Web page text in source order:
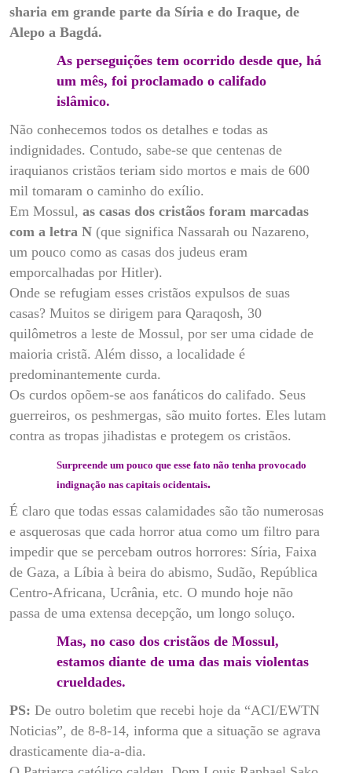
sharia em grande parte da Síria e do Iraque, de
Alepo a Bagdá.
As perseguições tem ocorrido desde que, há
um mês, foi proclamado o califado
islâmico.
Não conhecemos todos os detalhes e todas as
indignidades. Contudo, sabe-se que centenas de
iraquianos cristãos teriam sido mortos e mais de 600
mil tomaram o caminho do exílio.
Em Mossul, as casas dos cristãos foram marcadas
com a letra N (que significa Nassarah ou Nazareno,
um pouco como as casas dos judeus eram
emporcalhadas por Hitler).
Onde se refugiam esses cristãos expulsos de suas
casas? Muitos se dirigem para Qaraqosh, 30
quilômetros a leste de Mossul, por ser uma cidade de
maioria cristã. Além disso, a localidade é
predominantemente curda.
Os curdos opõem-se aos fanáticos do califado. Seus
guerreiros, os peshmergas, são muito fortes. Eles lutam
contra as tropas jihadistas e protegem os cristãos.
Surpreende um pouco que esse fato não tenha provocado
indignação nas capitais ocidentais.
É claro que todas essas calamidades são tão numerosas
e asquerosas que cada horror atua como um filtro para
impedir que se percebam outros horrores: Síria, Faixa
de Gaza, a Líbia à beira do abismo, Sudão, República
Centro-Africana, Ucrânia, etc. O mundo hoje não
passa de uma extensa decepção, um longo soluço.
Mas, no caso dos cristãos de Mossul,
estamos diante de uma das mais violentas
crueldades.
PS: De outro boletim que recebi hoje da “ACI/EWTN
Noticias”, de 8-8-14, informa que a situação se agrava
drasticamente dia-a-dia.